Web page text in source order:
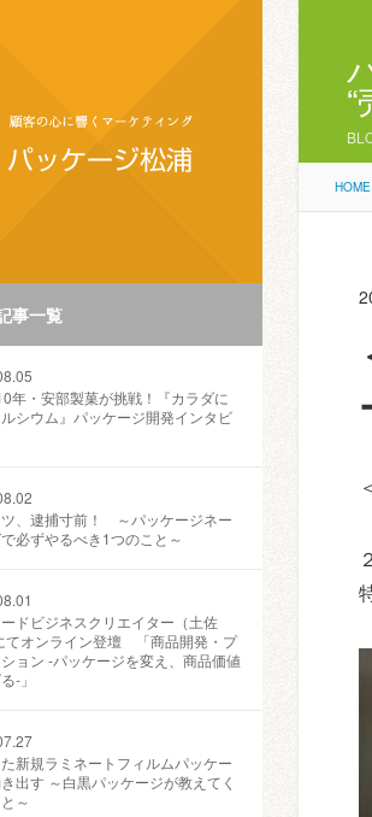
事一覧
年・安部製菓が挑戦！『カラダに
シウム』パッケージ開発インタビ
、逮捕寸前！ ～パッケージネー
必ずやるべき1つのこと～
ドビジネスクリエイター（土佐
てオンライン登壇 「商品開発・プ
ョン ‐パッケージを変え、商品価値
‐」
新規ラミネートフィルムパッケー
出す ～白黒パッケージが教えてく
～
HOME